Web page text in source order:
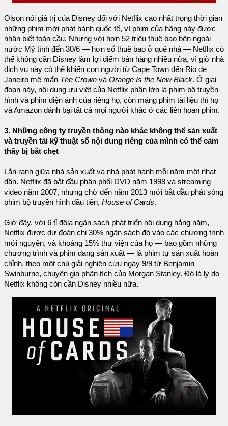
Olson nói giá trị của Disney đối với Netflix cao nhất trong thời gian
những phim mới phát hành quốc tế, vì phim của hãng này được
nhận biết toàn cầu. Nhưng với hơn 52 triệu thuê bao bên ngoài
nước Mỹ tính đến 30/6 — hơn số thuê bao ở quê nhà — Netflix có
thể không cần Disney làm lợi điểm bán hàng nhiều nữa, vì giờ nhà
dịch vụ này có thể khiến con người từ Cape Town đến Rio de
Janeiro mê mẩn The Crown và Orange Is the New Black. Ở giai
đoạn này, nội dung ưu việt của Netflix phần lớn là phim bộ truyền
hình và phim điện ảnh của riêng họ, còn mảng phim tài liệu thì họ
và Amazon đánh bại tất cả mọi người khác ở các liên hoan phim.
3. Những công ty truyền thông nào khác không thể sản xuất
và truyền tải kỹ thuật số nội dung riêng của mình có thể cảm
thấy bị bắt chẹt
Lằn ranh giữa nhà sản xuất và nhà phát hành mỗi năm một nhạt
dần. Netflix đã bắt đầu phân phối DVD năm 1998 và streaming
video năm 2007, nhưng chờ đến năm 2013 mới bắt đầu phát sóng
phim bộ truyền hình đầu tiên, House of Cards.
Giờ đây, với 6 tỉ đôla ngân sách phát triển nội dung hằng năm,
Netflix được dự đoán chi 30% ngân sách đó vào các chương trình
mới nguyên, và khoảng 15% thư viện của họ — bao gồm những
chương trình và phim đang sản xuất — là phim tự sản xuất hoàn
chỉnh, theo một chú giải nghiên cứu ngày 9/9 từ Benjamin
Swinburne, chuyên gia phân tích của Morgan Stanley. Đó là lý do
Netflix không còn cần Disney nhiều nữa.